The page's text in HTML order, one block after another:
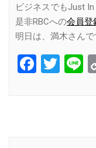
ビジネスでもJust In
是非RBCへの会員登
明日は、満木さんで